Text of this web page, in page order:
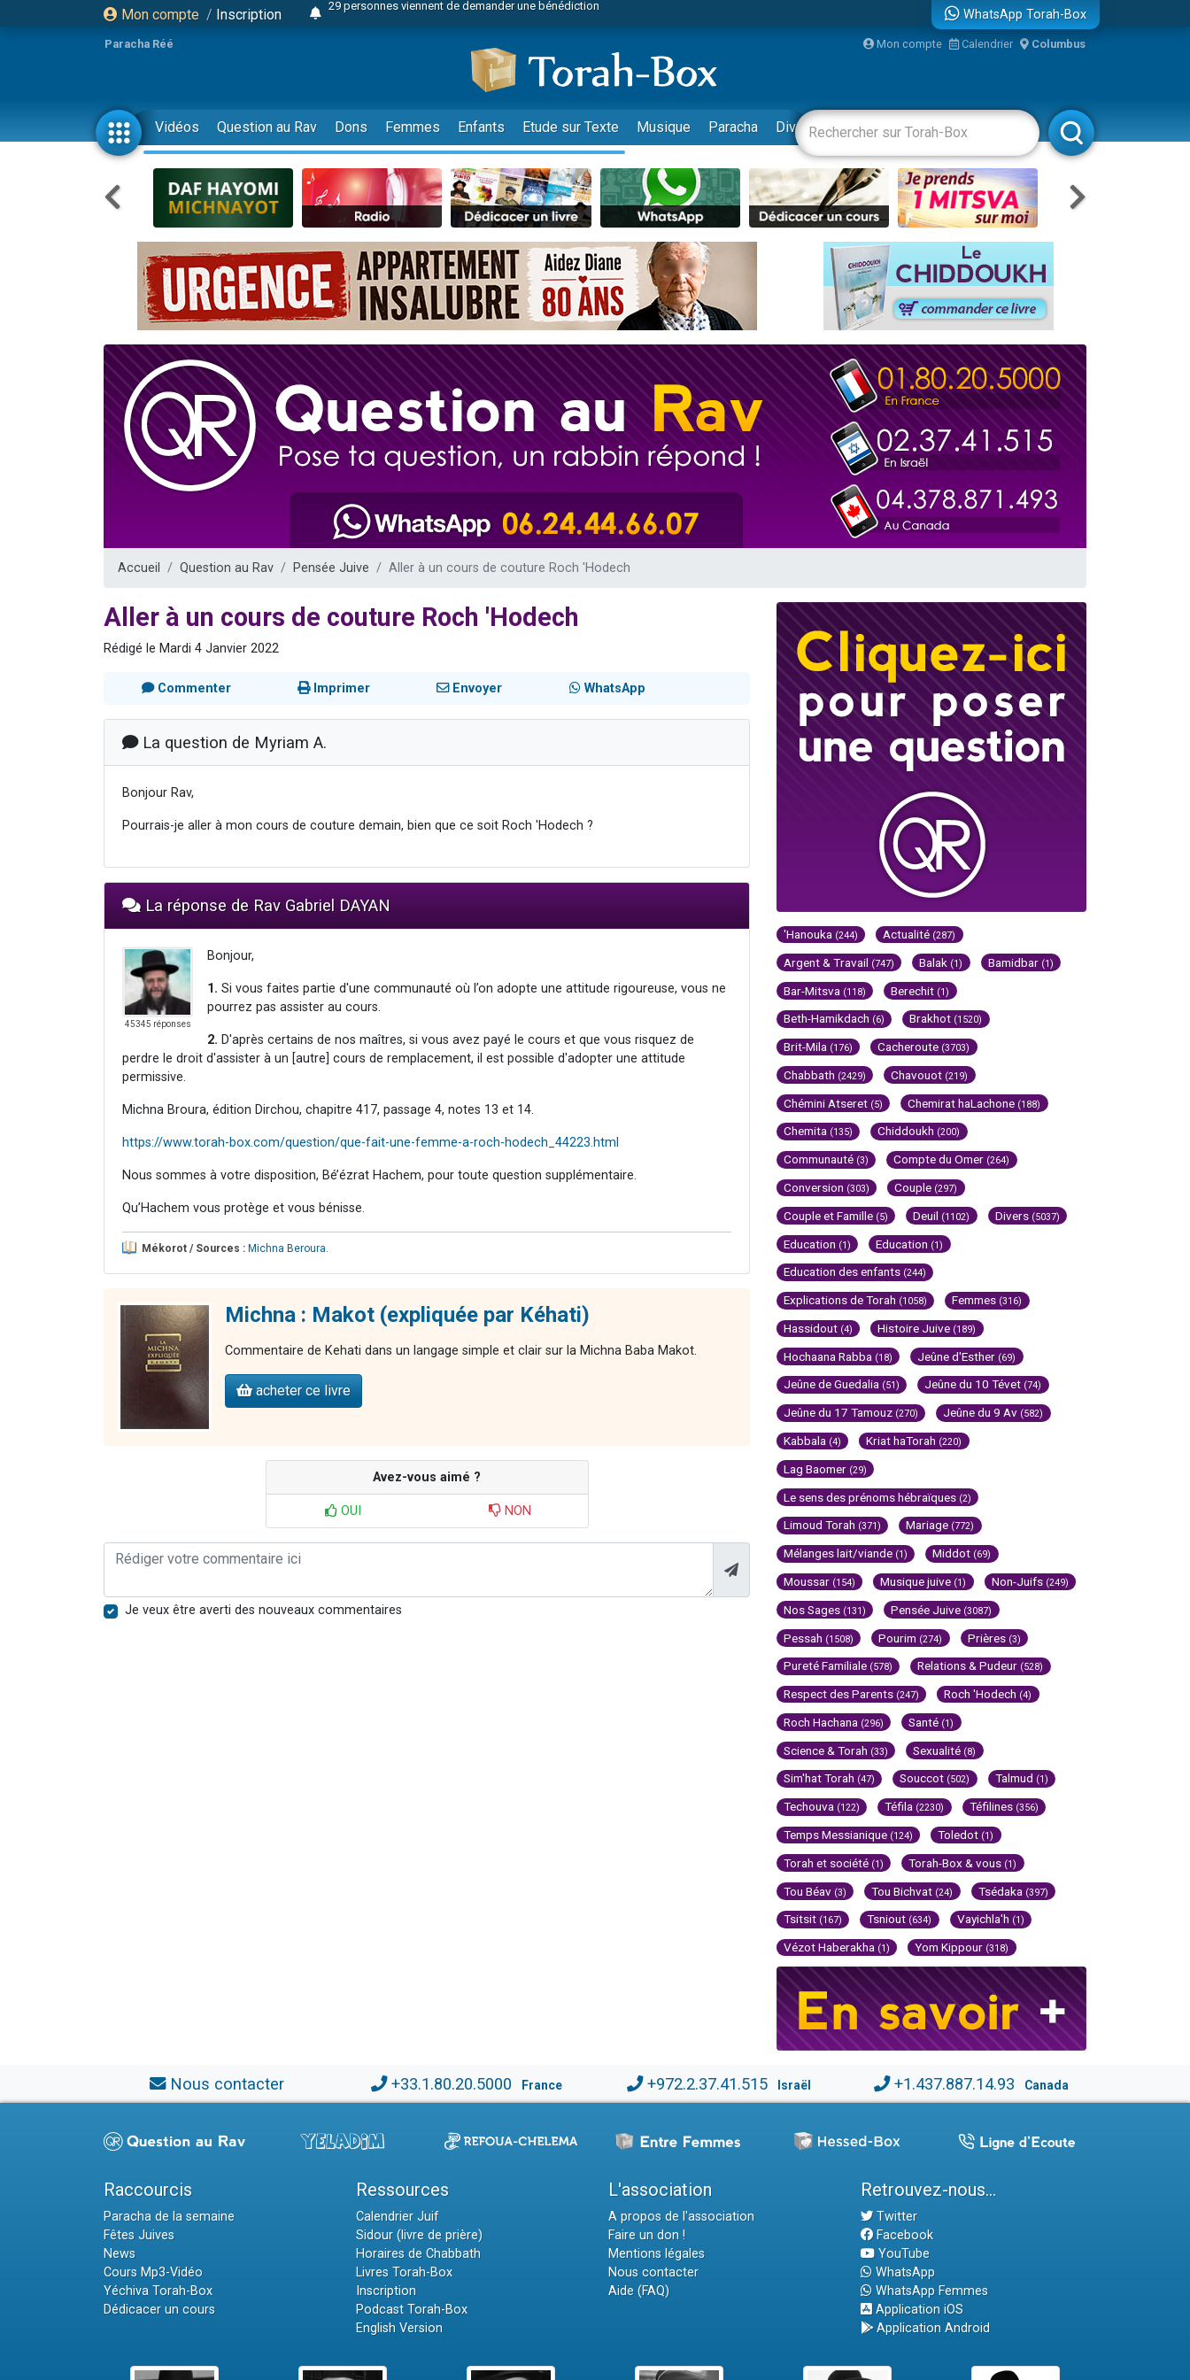
Mon compte / Inscription
Il reste 49 places pour étudier en groupe sur Zoom
2 personnes viennent de nous rejoindre sur WhatsApp
6 personnes viennent de nous rejoindre sur WhatsApp
4 personnes viennent de faire un don pour Reloger Rivka, 6 enfants, victime de violences...
2 personnes viennent de faire un don pour 1 Journée de Vacances Pour les Enfants
17 personnes viennent de demander une bénédiction
4 personnes viennent de nous rejoindre sur WhatsApp
Il reste 49 places pour étudier en groupe sur Zoom
Eva vient de donner son Maasser
4 personnes viennent de nous rejoindre sur WhatsApp
3 personnes viennent de nous rejoindre sur WhatsApp
Odaya vient de donner son Maasser
3 personnes viennent de faire un don pour 5 jours de vacances aux Orphelins
2 personnes viennent de nous rejoindre sur WhatsApp
13 personnes viennent de demander une bénédiction
Il reste 49 places pour étudier en groupe sur Zoom
12 nouvelles musiques dans Torah-Box Music
29 personnes viennent de demander une bénédiction
WhatsApp Torah-Box
Paracha Réé Mon compte Calendrier Columbus
Vidéos Question au Rav Dons Femmes Enfants Etude sur Texte Musique Paracha Divertissements Livres Rabbanim
Accueil Question au Rav Pensée Juive Aller à un cours de couture Roch 'Hodech
Aller à un cours de couture Roch 'Hodech
Rédigé le Mardi 4 Janvier 2022
Commenter Imprimer Envoyer WhatsApp
La question de Myriam A.
Bonjour Rav,
Pourrais-je aller à mon cours de couture demain, bien que ce soit Roch 'Hodech ?
La réponse de Rav Gabriel DAYAN
45345 réponses
Bonjour,
1. Si vous faites partie d'une communauté où l’on adopte une attitude rigoureuse, vous ne
pourrez pas assister au cours.
2. D'après certains de nos maîtres, si vous avez payé le cours et que vous risquez de
perdre le droit d'assister à un [autre] cours de remplacement, il est possible d'adopter une attitude
permissive.
Michna Broura, édition Dirchou, chapitre 417, passage 4, notes 13 et 14.
https://www.torah-box.com/question/que-fait-une-femme-a-roch-hodech_44223.html
Nous sommes à votre disposition, Bé’ézrat Hachem, pour toute question supplémentaire.
Qu’Hachem vous protège et vous bénisse.
Mékorot / Sources : Michna Beroura
Michna : Makot (expliquée par Kéhati)
Commentaire de Kehati dans un langage simple et clair sur la Michna Baba Makot.
acheter ce livre
Avez-vous aimé ?
OUI NON
Je veux être averti des nouveaux commentaires
'Hanouka (244) Actualité (287)
Argent & Travail (747) Balak (1) Bamidbar (1)
Bar-Mitsva (118) Berechit (1)
Beth-Hamikdach (6) Brakhot (1520)
Brit-Mila (176) Cacheroute (3703)
Chabbath (2429) Chavouot (219)
Chémini Atseret (5) Chemirat haLachone (188)
Chemita (135) Chiddoukh (200)
Communauté (3) Compte du Omer (264)
Conversion (303) Couple (297)
Couple et Famille (5) Deuil (1102) Divers (5037)
Education (1) Education (1)
Education des enfants (244)
Explications de Torah (1058) Femmes (316)
Hassidout (4) Histoire Juive (189)
Hochaana Rabba (18) Jeûne d'Esther (69)
Jeûne de Guedalia (51) Jeûne du 10 Tévet (74)
Jeûne du 17 Tamouz (270) Jeûne du 9 Av (582)
Kabbala (4) Kriat haTorah (220)
Lag Baomer (29)
Le sens des prénoms hébraïques (2)
Limoud Torah (371) Mariage (772)
Mélanges lait/viande (1) Middot (69)
Moussar (154) Musique juive (1) Non-Juifs (249)
Nos Sages (131) Pensée Juive (3087)
Pessah (1508) Pourim (274) Prières (3)
Pureté Familiale (578) Relations & Pudeur (528)
Respect des Parents (247) Roch 'Hodech (4)
Roch Hachana (296) Santé (1)
Science & Torah (33) Sexualité (8)
Sim'hat Torah (47) Souccot (502) Talmud (1)
Techouva (122) Téfila (2230) Téfilines (356)
Temps Messianique (124) Toledot (1)
Torah et société (1) Torah-Box & vous (1)
Tou Béav (3) Tou Bichvat (24) Tsédaka (397)
Tsitsit (167) Tsniout (634) Vayichla'h (1)
Vézot Haberakha (1) Yom Kippour (318)
Nous contacter +33.1.80.20.5000 France +972.2.37.41.515 Israël +1.437.887.14.93 Canada
Raccourcis
Paracha de la semaine
Fêtes Juives
News
Cours Mp3-Vidéo
Yéchiva Torah-Box
Dédicacer un cours
Ressources
Calendrier Juif
Sidour (livre de prière)
Horaires de Chabbath
Livres Torah-Box
Inscription
Podcast Torah-Box
English Version
L'association
A propos de l'association
Faire un don !
Mentions légales
Nous contacter
Aide (FAQ)
Retrouvez-nous...
Twitter
Facebook
YouTube
WhatsApp
WhatsApp Femmes
Application iOS
Application Android